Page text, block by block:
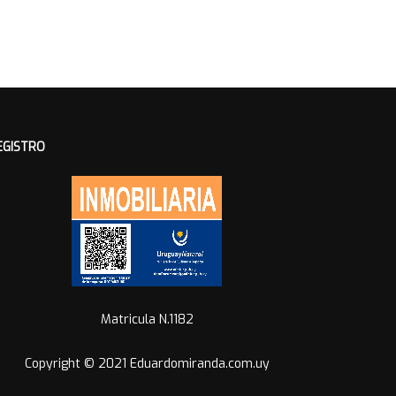
Matricula N.1182
Copyright © 2021 Eduardomiranda.com.uy